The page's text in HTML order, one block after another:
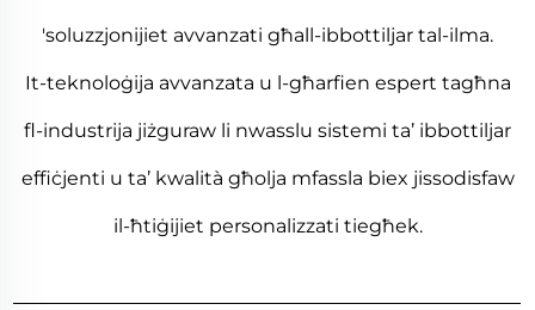
'soluzzjonijiet avvanzati għall-ibbottiljar tal-ilma.
It-teknoloġija avvanzata u l-għarfien espert tagħna
fl-industrija jiżguraw li nwasslu sistemi ta’ ibbottiljar
effiċjenti u ta’ kwalità għolja mfassla biex jissodisfaw
il-ħtiġijiet personalizzati tiegħek.